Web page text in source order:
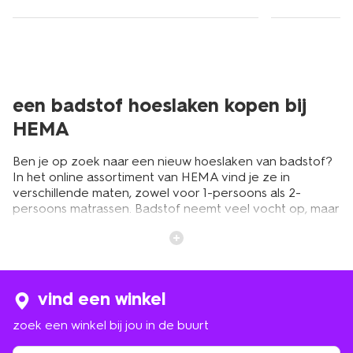
een badstof hoeslaken kopen bij
HEMA
Ben je op zoek naar een nieuw hoeslaken van badstof?
In het online assortiment van HEMA vind je ze in
verschillende maten, zowel voor 1-persoons als 2-
persoons matrassen. Badstof neemt veel vocht op, maar
Hoeslakens van badstof houden je dus heerlijk warm in
hebben een handig hoeklabel, zodat je ze meteen op
Bovendien zijn ze makkelijk in gebruik: ze blijven goed
op hun plek en zijn eenvoudig te wassen. Ontdek het
comfort van badstof en geef je bed een upgrade met
vind een winkel
zoek een winkel bij jou in de buurt